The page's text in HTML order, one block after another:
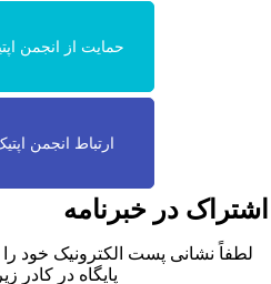
حمایت از انجمن
ارتباط انجمن
در خبرنامه
لطفاً نشانی پست الکترونیک خود را
پایگاه در کادر